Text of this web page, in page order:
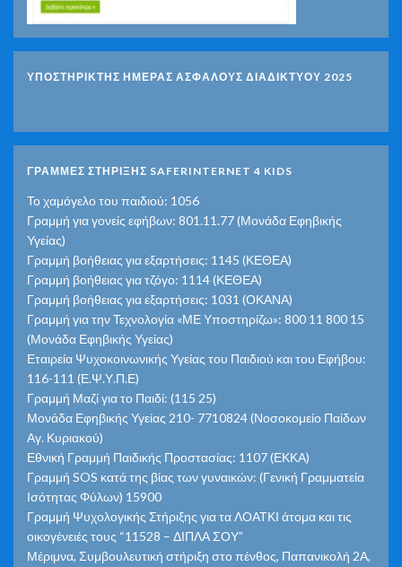
ΥΠΟΣΤΗΡΙΚΤΗΣ ΗΜΕΡΑΣ ΑΣΦΑΛΟΥΣ ΔΙΑΔΙΚΤΥΟΥ 2025
ΓΡΑΜΜΕΣ ΣΤΗΡΙΞΗΣ SAFERINTERNET 4 KIDS
Το χαμόγελο του παιδιού: 1056
Γραμμή για γονείς εφήβων: 801.11.77 (Μονάδα Εφηβικής
Υγείας)
Γραμμή βοήθειας για εξαρτήσεις: 1145 (ΚΕΘΕΑ)
Γραμμή βοήθειας για τζόγο: 1114 (ΚΕΘΕΑ)
Γραμμή βοήθειας για εξαρτήσεις: 1031 (ΟΚΑΝΑ)
Γραμμή για την Τεχνολογία «ΜΕ Υποστηρίζω»: 800 11 800 15
(Μονάδα Εφηβικής Υγείας)
Εταιρεία Ψυχοκοινωνικής Υγείας του Παιδιού και του Εφήβου:
116-111 (Ε.Ψ.Υ.Π.Ε)
Γραμμή Μαζί για το Παιδί: (115 25)
Μονάδα Εφηβικής Υγείας 210- 7710824 (Νοσοκομείο Παίδων
Αγ. Κυριακού)
Εθνική Γραμμή Παιδικής Προστασίας: 1107 (ΕΚΚΑ)
Γραμμή SOS κατά της βίας των γυναικών: (Γενική Γραμματεία
Ισότητας Φύλων) 15900
Γραμμή Ψυχολογικής Στήριξης για τα ΛΟΑΤΚΙ άτομα και τις
οικογένειές τους “11528 – ΔΙΠΛΑ ΣΟΥ”
Μέριμνα, Συμβουλευτική στήριξη στο πένθος, Παπανικολή 2Α,